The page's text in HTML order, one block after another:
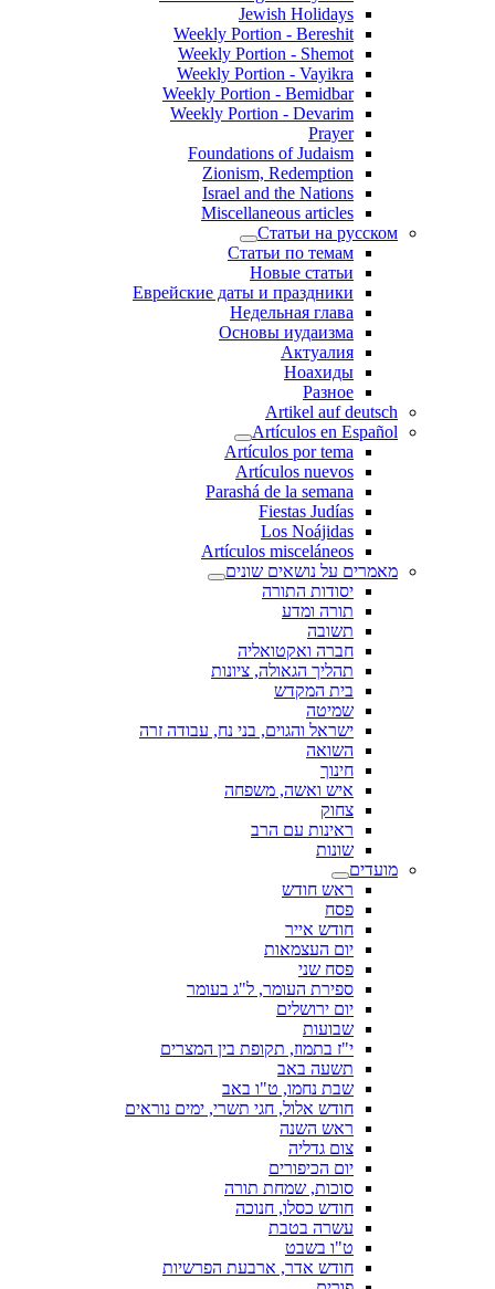
Jewish Holidays
Weekly Portion - Bereshit
Weekly Portion - Shemot
Weekly Portion - Vayikra
Weekly Portion - Bemidbar
Weekly Portion - Devarim
Prayer
Foundations of Judaism
Zionism, Redemption
Israel and the Nations
Miscellaneous articles
Статьи на русском
Статьи по темам
Новые статьи
Еврейские даты и праздники
Недельная глава
Основы иудаизма
Актуалия
Ноахиды
Разное
Artikel auf deutsch
Artículos en Español
Artículos por tema
Artículos nuevos
Parashá de la semana
Fiestas Judías
Los Noájidas
Artículos misceláneos
מאמרים על נושאים שונים
יסודות התורה
תורה ומדע
תשובה
חברה ואקטואליה
תהליך הגאולה, ציונות
בית המקדש
שמיטה
ישראל והגוים, בני נח, עבודה זרה
השואה
חינוך
איש ואשה, משפחה
צחוק
ראינות עם הרב
שונות
מועדים
ראש חודש
פסח
חודש אייר
יום העצמאות
פסח שני
ספירת העומר, ל"ג בעומר
יום ירושלים
שבועות
י"ז בתמוז, תקופת בין המצרים
תשעה באב
שבת נחמו, ט"ו באב
חודש אלול, חגי תשרי, ימים נוראים
ראש השנה
צום גדליה
יום הכיפורים
סוכות, שמחת תורה
חודש כסלו, חנוכה
עשרה בטבת
ט"ו בשבט
חודש אדר, ארבעת הפרשיות